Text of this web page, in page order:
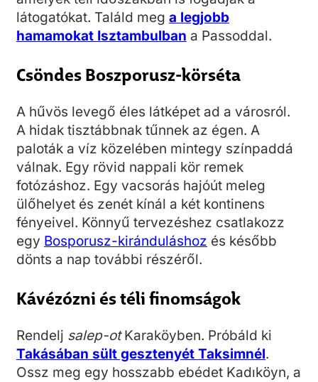
látogatókat. Találd meg a legjobb
hamamokat Isztambulban a Passoddal.
Csöndes Boszporusz-körséta
A hűvös levegő éles látképet ad a városról.
A hidak tisztábbnak tűnnek az égen. A
paloták a víz közelében mintegy színpaddá
válnak. Egy rövid nappali kör remek
fotózáshoz. Egy vacsorás hajóút meleg
ülőhelyet és zenét kínál a két kontinens
fényeivel. Könnyű tervezéshez csatlakozz
egy Bosporusz-kiránduláshoz és később
dönts a nap további részéről.
Kávézózni és téli finomságok
Rendelj salep-otKaraköyben. Próbáld ki
Takásában sült gesztenyét Taksimnél.
Ossz meg egy hosszabb ebédet Kadıköyn, a